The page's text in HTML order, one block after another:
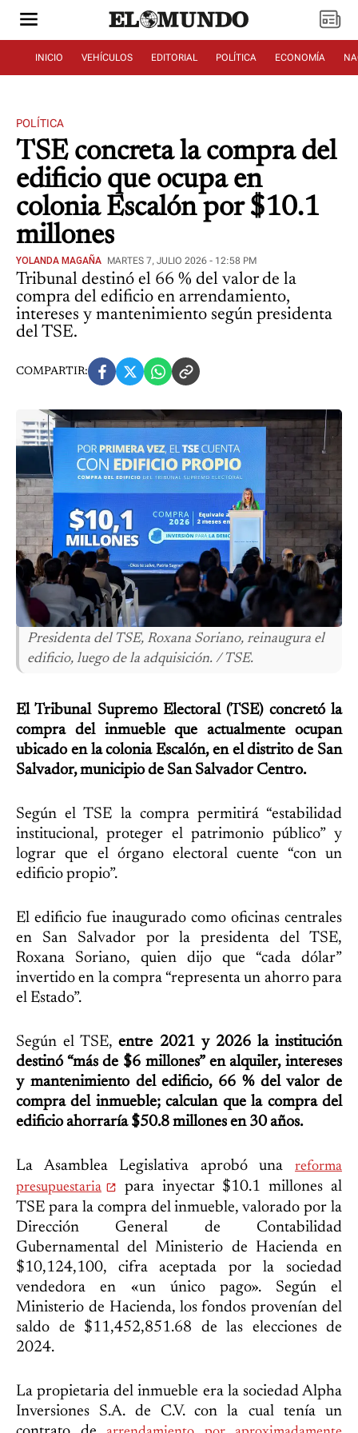
INICIO VEHÍCULOS EDITORIAL POLÍTICA ECONOMÍA
POLÍTICA
TSE concreta la compra del
edificio que ocupa en
colonia Escalón por $10.1
millones
YOLANDA MAGAÑA MARTES 7, JULIO 2026 - 12:58 PM
Tribunal destinó el 66 % del valor de la
compra del edificio en arrendamiento,
intereses y mantenimiento según presidenta
del TSE.
COMPARTIR:
Presidenta del TSE, Roxana Soriano, reinaugura el
edificio, luego de la adquisición. / TSE.
El Tribunal Supremo Electoral (TSE) concretó la
compra del inmueble que actualmente ocupan
ubicado en la colonia Escalón, en el distrito de San
Salvador, municipio de San Salvador Centro.
Según el TSE la compra permitirá “estabilidad
institucional, proteger el patrimonio público” y
lograr que el órgano electoral cuente “con un
edificio propio”.
El edificio fue inaugurado como oficinas centrales
en San Salvador por la presidenta del TSE,
Roxana Soriano, quien dijo que “cada dólar”
invertido en la compra “representa un ahorro para
el Estado”.
Según el TSE,entre 2021 y 2026 la institución
destinó “más de $6 millones” en alquiler, intereses
y mantenimiento del edificio, 66 % del valor de
compra del inmueble; calculan que la compra del
edificio ahorraría $50.8 millones en 30 años.
La Asamblea Legislativa aprobó una reforma
presupuestaria
para inyectar $10.1 millones al
TSE para la compra del inmueble, valorado por la
Dirección General de Contabilidad
Gubernamental del Ministerio de Hacienda en
$10,124,100, cifra aceptada por la sociedad
vendedora en «un único pago». Según el
Ministerio de Hacienda, los fondos provenían del
saldo de $11,452,851.68 de las elecciones de
2024.
La propietaria del inmueble era la sociedad Alpha
Inversiones S.A. de C.V. con la cual tenía un